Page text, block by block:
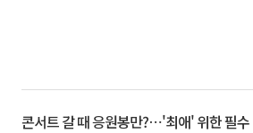
콘서트 갈 때 응원봉만?⋯'최애' 위한 필수